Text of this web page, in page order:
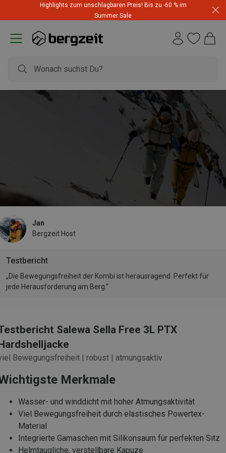
Highlights zum unschlagbaren Preis! Bis zu -60 % im
Summer Sale
Testbericht
Jan
Bergzeit Host
„Die Bewegungsfreiheit der Kombi ist herausragend. Perfekt für
jede Herausforderung am Berg.“
Salewa Sella Free 3L PTX
Bewegungsfreiheit | robust | atmungsaktiv
Merkmale
Wasser- und winddicht mit hoher Atmungsaktivität
Viel Bewegungsfreiheit durch elastisches Powertex-
Material
Integrierte Gamaschen mit Silikonsaum für perfekten Sitz
Helmtaugliche, verstellbare Kapuze